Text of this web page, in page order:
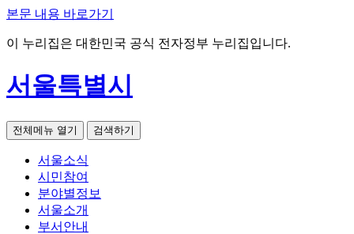
본문 내용 바로가기
이 누리집은 대한민국 공식 전자정부 누리집입니다.
서울특별시
전체메뉴 열기 검색하기
서울소식
시민참여
분야별정보
서울소개
부서안내